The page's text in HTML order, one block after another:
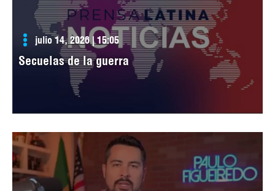
julio 14, 2026 | 15:05
Secuelas de la guerra